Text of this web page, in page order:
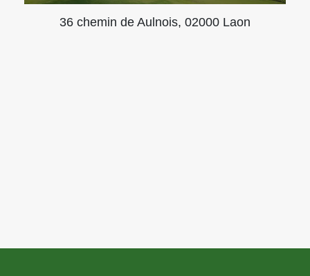
36 chemin de Aulnois, 02000 Laon